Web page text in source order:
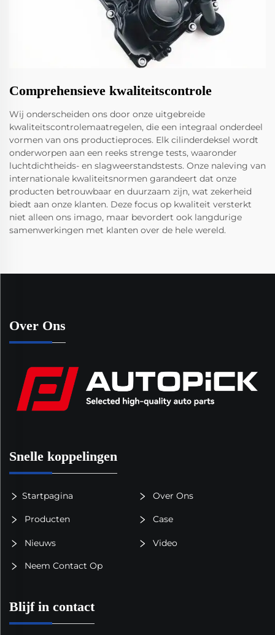
Comprehensieve kwaliteitscontrole
Wij onderscheiden ons door onze uitgebreide
kwaliteitscontrolemaatregelen, die een integraal onderdeel
vormen van ons productieproces. Elk cilinderdeksel wordt
onderworpen aan een reeks strenge tests, waaronder
luchtdichtheids- en slagweerstandstests. Onze naleving van
internationale kwaliteitsnormen garandeert dat onze
producten betrouwbaar en duurzaam zijn, wat zekerheid
biedt aan onze klanten. Deze focus op kwaliteit versterkt
niet alleen ons imago, maar bevordert ook langdurige
samenwerkingen met klanten over de hele wereld.
Over Ons
Snelle koppelingen
Startpagina Over Ons
Producten Case
Nieuws Video
Neem Contact Op
Blijf in contact